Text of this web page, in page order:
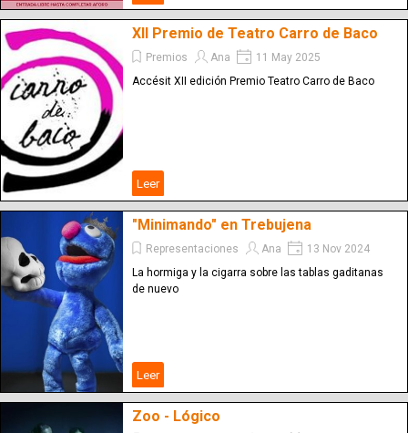
XII Premio de Teatro Carro de Baco
Premios Ana
11 May 2025
Accésit XII edición Premio Teatro Carro de Baco
Leer
"Minimando" en Trebujena
Representaciones Ana
13 Nov 2024
La hormiga y la cigarra sobre las tablas gaditanas
de nuevo
Leer
Zoo - Lógico